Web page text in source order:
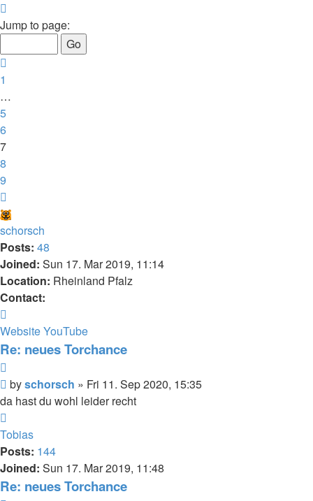
7
9
Jump to page:
1
…
5
6
7
8
9
schorsch
Posts: 48
Joined: Sun 17. Mar 2019, 11:14
Location: Rheinland Pfalz
Contact:
schorsch
WebsiteYouTube
Re: neues Torchance
Post
byschorsch » Fri 11. Sep 2020, 15:35
da hast du wohl leider recht
Tobias
Posts: 144
Joined: Sun 17. Mar 2019, 11:48
Re: neues Torchance